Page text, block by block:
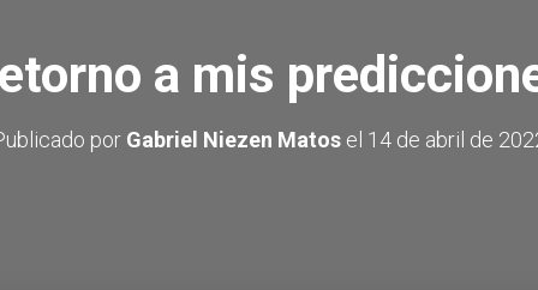
a mis
por Gabriel Niezen Matos el 14 de abril de